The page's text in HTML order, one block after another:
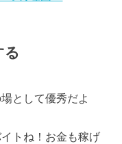
る
として優秀だよ
トね！お金も稼げ